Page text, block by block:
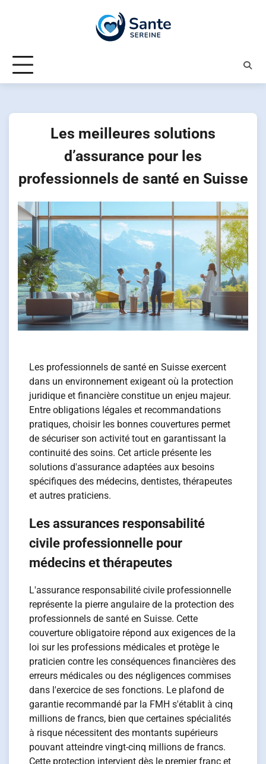
Les meilleures solutions
d’assurance pour les
professionnels de santé en Suisse
Les professionnels de santé en Suisse exercent
dans un environnement exigeant où la protection
juridique et financière constitue un enjeu majeur.
Entre obligations légales et recommandations
pratiques, choisir les bonnes couvertures permet
de sécuriser son activité tout en garantissant la
continuité des soins. Cet article présente les
solutions d'assurance adaptées aux besoins
spécifiques des médecins, dentistes, thérapeutes
et autres praticiens.
Les assurances responsabilité
civile professionnelle pour
médecins et thérapeutes
L'assurance responsabilité civile professionnelle
représente la pierre angulaire de la protection des
professionnels de santé en Suisse. Cette
couverture obligatoire répond aux exigences de la
loi sur les professions médicales et protège le
praticien contre les conséquences financières des
erreurs médicales ou des négligences commises
dans l'exercice de ses fonctions. Le plafond de
garantie recommandé par la FMH s'établit à cinq
millions de francs, bien que certaines spécialités
à risque nécessitent des montants supérieurs
pouvant atteindre vingt-cinq millions de francs.
Cette protection intervient dès le premier franc et